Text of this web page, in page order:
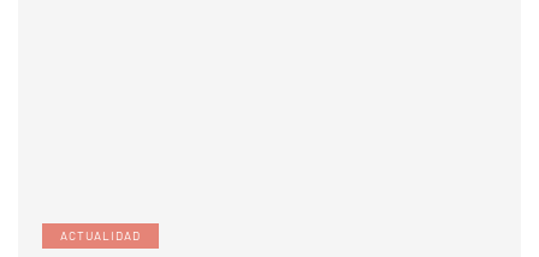
ACTUALIDAD